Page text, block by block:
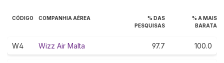
CÓDIGO COMPANHIA AÉREA
% DAS
PESQUISAS
% A MAIS
BARATA
W4 Wizz Air Malta 97.7 100.0